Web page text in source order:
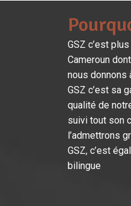
GSZ c’est
Cameroun
nous donnons
GSZ c’est sa
qualité de
suivi tout son
l’admettrons
GSZ, c’est
bilingue